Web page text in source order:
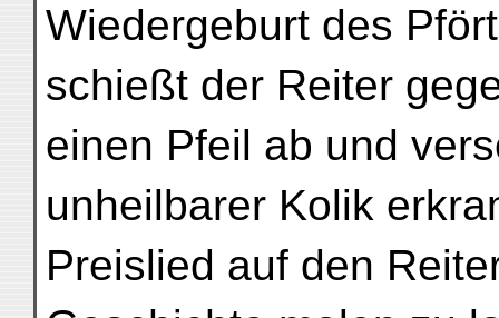
Wiedergeburt des
schießt der Reiter
einen Pfeil ab und
unheilbarer Kolik
Preislied auf den